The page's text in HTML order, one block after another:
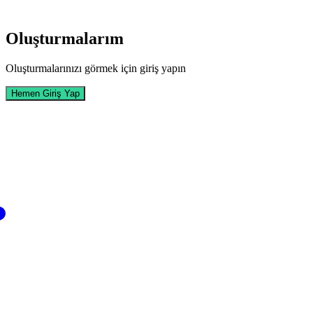
Oluşturmalarım
Oluşturmalarınızı görmek için giriş yapın
Hemen Giriş Yap